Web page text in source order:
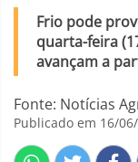
Frio pode
quarta-feira
avançam a
Fonte: Notícias
Publicado em 16/